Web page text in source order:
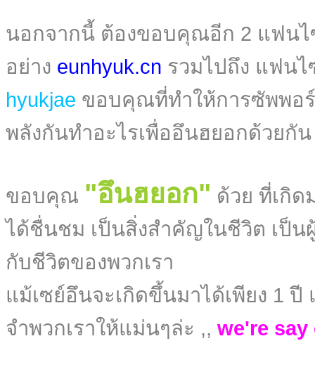
นอกจากนี้ ต้องขอบคุณอีก 2 แฟนไ
อย่าง eunhyuk.cn รวมไปถึง แฟน
hyukjae ขอบคุณที่ทำให้การซัพพอ
พลังกันทำอะไรเพื่ออึนฮยอกด้วยกั
ขอบคุณ "อึนฮยอก" ด้วย ที่เกิ
ได้ชื่นชม เป็นสิ่งสำคัญในชีวิต เป็น
กับชีวิตของพวกเรา
แม้เซย์อึนจะเกิดขึ้นมาได้เพียง 1 ปี
จำพวกเราให้แม่นๆล่ะ ,, we're